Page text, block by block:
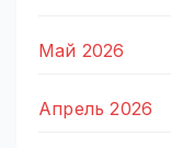
Май 2026
Апрель 2026